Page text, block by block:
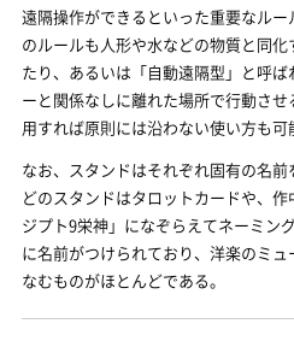
遠隔操作ができるといった重要なル
のルールも人形や水などの物質と同
たり、あるいは「自動遠隔型」と呼
ーと関係なしに離れた場所で行動さ
用すれば原則には沿わない使い方も可
なお、スタンドはそれぞれ固有の名
どのスタンドはタロットカードや、
ジプト9栄神」になぞらえてネーミン
に名前がつけられており、洋楽のミ
なむものがほとんどである。